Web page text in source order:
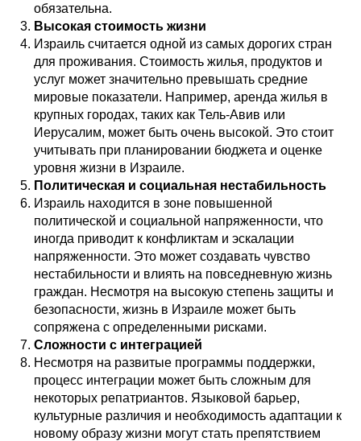
обязательна.
Высокая стоимость жизни
Израиль считается одной из самых дорогих стран
для проживания. Стоимость жилья, продуктов и
услуг может значительно превышать средние
мировые показатели. Например, аренда жилья в
крупных городах, таких как Тель-Авив или
Иерусалим, может быть очень высокой. Это стоит
учитывать при планировании бюджета и оценке
уровня жизни в Израиле.
Политическая и социальная нестабильность
Израиль находится в зоне повышенной
политической и социальной напряженности, что
иногда приводит к конфликтам и эскалации
напряженности. Это может создавать чувство
нестабильности и влиять на повседневную жизнь
граждан. Несмотря на высокую степень защиты и
безопасности, жизнь в Израиле может быть
сопряжена с определенными рисками.
Сложности с интеграцией
Несмотря на развитые программы поддержки,
процесс интеграции может быть сложным для
некоторых репатриантов. Языковой барьер,
культурные различия и необходимость адаптации к
новому образу жизни могут стать препятствием